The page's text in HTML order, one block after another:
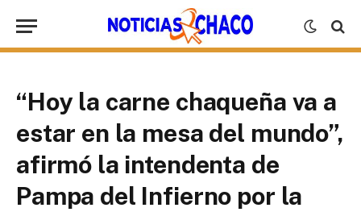
“Hoy la carne chaqueña va a
estar en la mesa del mundo”,
afirmó la intendenta de
Pampa del Infierno por la